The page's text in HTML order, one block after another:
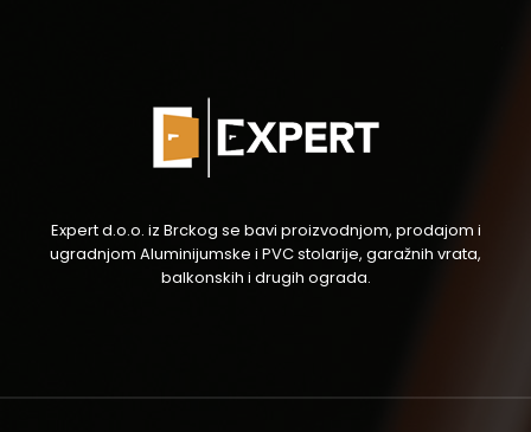
Expert d.o.o. iz Brckog se bavi proizvodnjom, prodajom i
ugradnjom Aluminijumske i PVC stolarije, garažnih vrata,
balkonskih i drugih ograda.